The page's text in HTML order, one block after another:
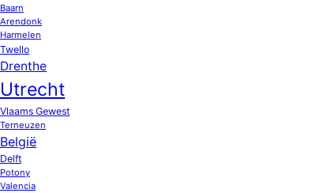
Baarn
Arendonk
Harmelen
Twello
Drenthe
Utrecht
Vlaams Gewest
Terneuzen
België
Delft
Potony
Valencia